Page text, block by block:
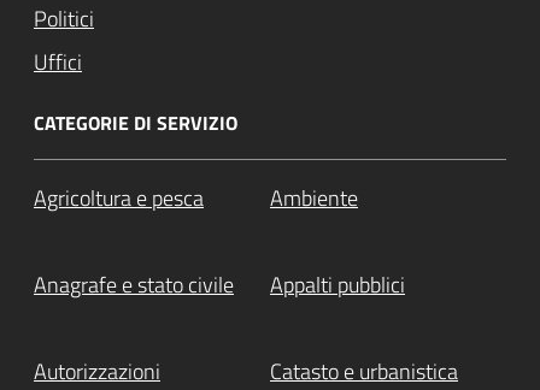
Politici
Uffici
CATEGORIE DI SERVIZIO
Agricoltura e pesca Ambiente
Anagrafe e stato civile Appalti pubblici
Autorizzazioni Catasto e urbanistica